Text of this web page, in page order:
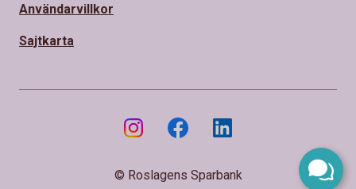
Användarvillkor
Sajtkarta
© Roslagens Sparbank